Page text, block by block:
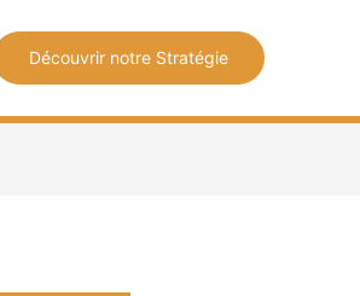
Découvrir notre Stratégie